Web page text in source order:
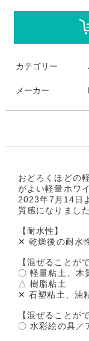
カテゴリー
メーカー
おどろくほどの
がよい軽量ホワ
2023年7月14日
質感になりました
【耐水性】
✕ 乾燥後の耐水
【混ぜることが
〇 軽量粘土、木
△ 樹脂粘土
✕ 石塑粘土、油
【混ぜることが
〇 水彩絵の具／